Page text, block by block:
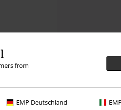
from
EMP Deutschland